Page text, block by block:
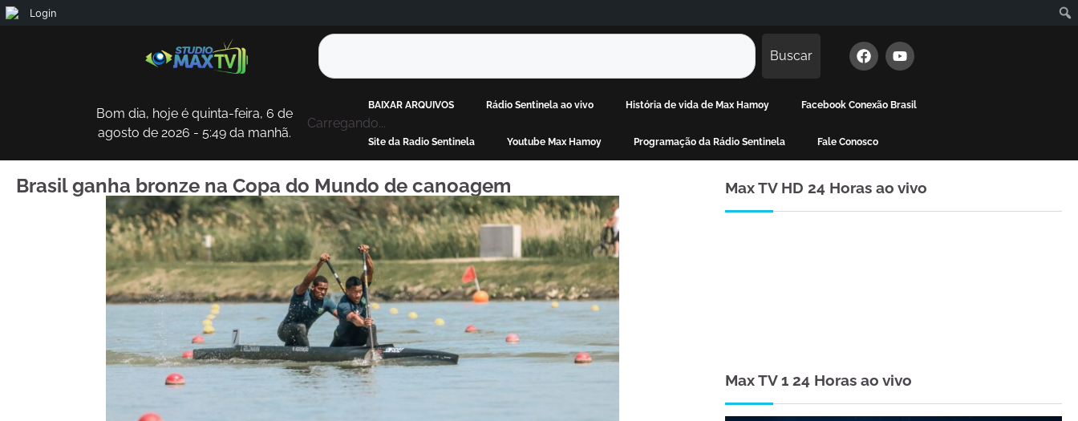
Buscar
Bom dia, hoje é quinta-feira, 6 de
agosto de 2026 - 5:49 da manhã.
Carregando...
BAIXAR ARQUIVOS Rádio Sentinela ao vivo História de vida de Max Hamoy Facebook Conexão Brasil
Site da Radio Sentinela Youtube Max Hamoy Programação da Rádio Sentinela Fale Conosco
Brasil ganha bronze na Copa do Mundo de canoagem Max TV HD 24 Horas ao vivo
Max TV 1 24 Horas ao vivo
Login